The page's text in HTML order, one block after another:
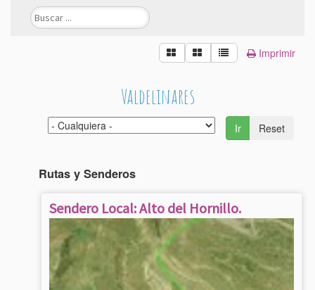
Imprimir
Valdelinares
Ir Reset
Rutas y Senderos
Sendero Local: Alto del Hornillo.